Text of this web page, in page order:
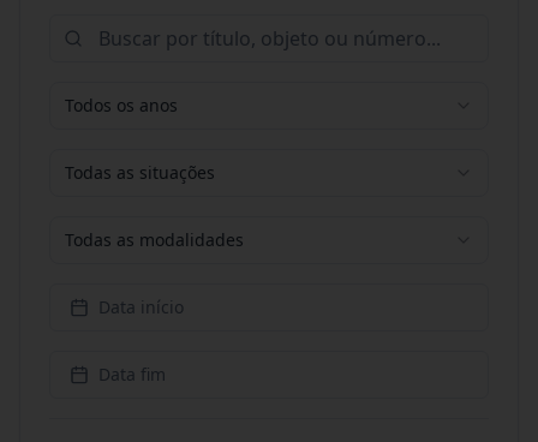
Todos os anos
Todas as situações
Todas as modalidades
Data início
Data fim